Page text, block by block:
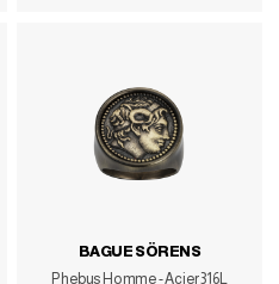
BAGUE SÖRENS
Phebus Homme - Acier 316L